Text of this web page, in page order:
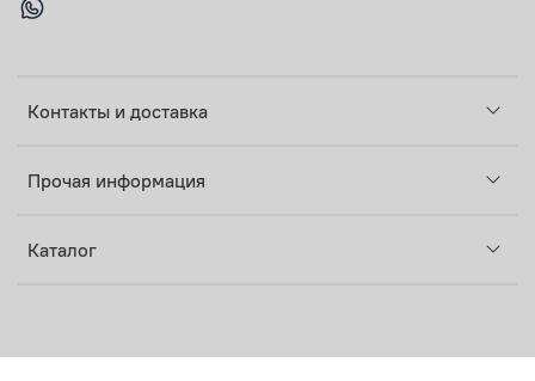
Контакты и доставка
Прочая информация
Каталог